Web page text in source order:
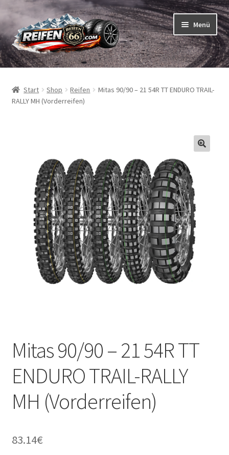
Zur
Navigation
springen
Zum
Inhalt
springen
Menü
Reifen
Schläuche
Marken
Reifentests
Kontakt
Start Shop Reifen
Mitas 90/90 – 21 54R TT ENDURO TRAIL-
RALLY MH (Vorderreifen)
Mitas 90/90 – 21 54R TT
ENDURO TRAIL-RALLY
MH (Vorderreifen)
83.14€